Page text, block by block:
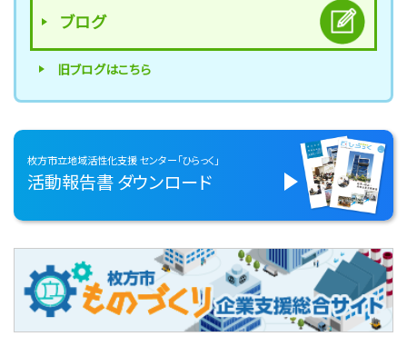
ブログ
旧ブログはこちら
枚方市立地域活性化支援センター「ひらっく」
活動報告書ダウンロード